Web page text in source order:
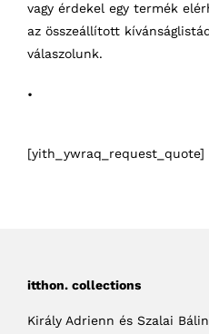
vagy érdekel egy termék
az összeállított
válaszolunk.
•
[yith_ywraq_request_quote]
itthon. collections
Király Adrienn és Szalai